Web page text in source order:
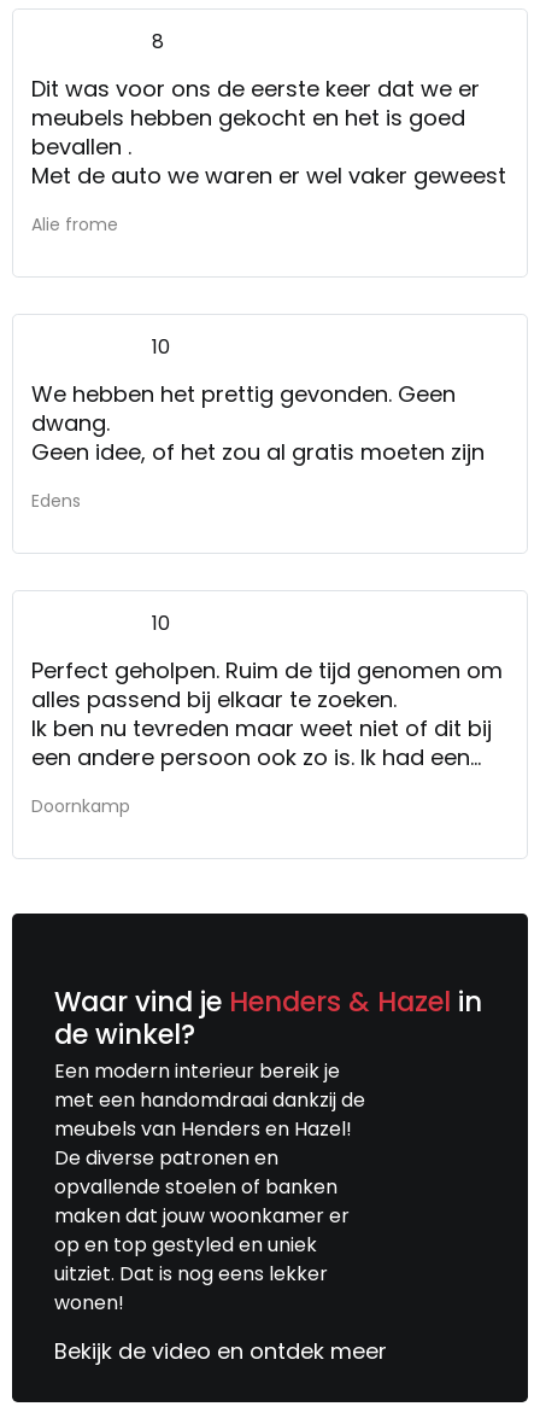
8
Dit was voor ons de eerste keer dat we er
meubels hebben gekocht en het is goed
bevallen .
Met de auto we waren er wel vaker geweest
Alie frome
10
We hebben het prettig gevonden. Geen
dwang.
Geen idee, of het zou al gratis moeten zijn
Edens
10
Perfect geholpen. Ruim de tijd genomen om
alles passend bij elkaar te zoeken.
Ik ben nu tevreden maar weet niet of dit bij
een andere persoon ook zo is. Ik had een
moet wel zeggen dat als je net de zaak
Doornkamp
Waar vind je Henders & Hazel in
de winkel?
Een modern interieur bereik je
met een handomdraai dankzij de
meubels van Henders en Hazel!
De diverse patronen en
opvallende stoelen of banken
maken dat jouw woonkamer er
op en top gestyled en uniek
uitziet. Dat is nog eens lekker
wonen!
Bekijk de video en ontdek meer